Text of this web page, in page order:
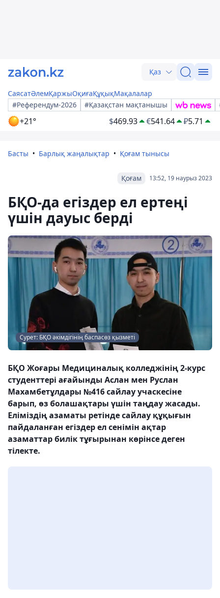
Қаз
СаясатӘлемҚаржыОқиғаҚұқықМақалалар
#Референдум-2026
#Қазақстан мақтанышы
+21° $469.93 €541.64 ₽5.71
Басты Барлық жаңалықтар Қоғам тынысы
13:52, 19 наурыз 2023
Қоғам
БҚО-да егіздер ел ертеңі
үшін дауыс берді
Сурет: БҚО әкімдігінің баспасөз қызметі
БҚО Жоғары Медициналық колледжінің 2-курс
студенттері ағайынды Аслан мен Руслан
Махамбетұлдары №416 сайлау учаскесіне
барып, өз болашақтары үшін таңдау жасады.
Еліміздің азаматы ретінде сайлау құқығын
пайдаланған егіздер ел сенімін ақтар
азаматтар билік тұғырынан көрінсе деген
тілекте.